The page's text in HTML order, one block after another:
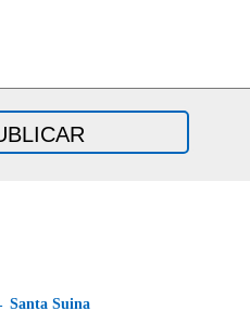
Santa Suina